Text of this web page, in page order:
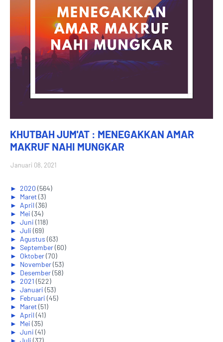
KHUTBAH JUM'AT : MENEGAKKAN AMAR
MAKRUF NAHI MUNGKAR
Januari 08, 2021
► 2020 (564)
► Maret(3)
► April(36)
► Mei (34)
► Juni (118)
► Juli (69)
► Agustus (63)
► September(60)
► Oktober(70)
► November(53)
► Desember(58)
► 2021 (522)
► Januari (53)
► Februari (45)
► Maret(51)
► April(41)
► Mei (35)
► Juni (41)
► Juli (37)